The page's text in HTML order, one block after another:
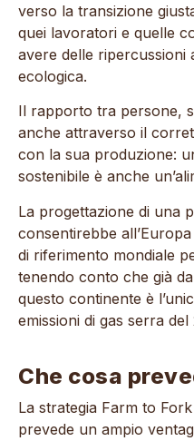
verso la transizione
quei lavoratori e quelle
avere delle ripercussioni
ecologica.
Il rapporto tra persone,
anche attraverso il
con la sua produzione:
sostenibile è anche
La progettazione di una
consentirebbe
di riferimento mondiale
tenendo conto che già
questo continente è
emissioni di gas serra del
Che cosa
La strategia Farm to
prevede un ampio